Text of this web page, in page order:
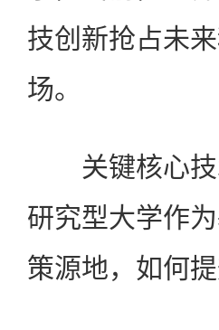
技创新抢占未
场。
关键核心技
研究型大学作
策源地，如何